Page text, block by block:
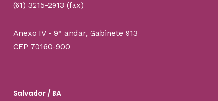
(61) 3215-2913 (fax)
Anexo IV - 9° andar, Gabinete 913
CEP 70160-900
Salvador / BA